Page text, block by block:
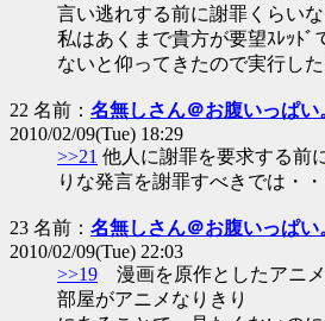
言い逃れする前に謝罪くらい
私はあくまで貴方が要望ｽﾚｯﾄﾞ
ないと仰ってきたので実行した
22 名前： 名無しさん＠お腹いっぱい
2010/02/09(Tue) 18:29
>>21 他人に謝罪を要求する前
りな発言を謝罪すべきでは・・
23 名前： 名無しさん＠お腹いっぱい
2010/02/09(Tue) 22:03
>>19 漫画を原作としたアニ
部屋がアニメなりきり